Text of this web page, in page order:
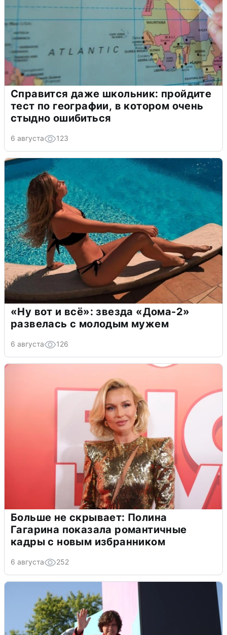
Справится даже школьник: пройдите
тест по географии, в котором очень
стыдно ошибиться
6 августа 123
«Ну вот и всё»: звезда «Дома-2»
развелась с молодым мужем
6 августа 126
Больше не скрывает: Полина
Гагарина показала романтичные
кадры с новым избранником
6 августа 252